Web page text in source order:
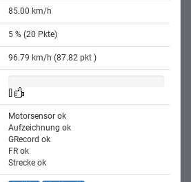
85.00 km/h
5 % (20 Pkte)
96.79 km/h (87.82 pkt )
Motorsensor ok
Aufzeichnung ok
GRecord ok
FR ok
Strecke ok